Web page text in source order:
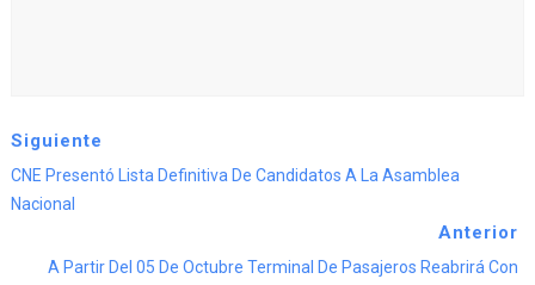
Siguiente
CNE Presentó Lista Definitiva De Candidatos A La Asamblea
Nacional
Anterior
A Partir Del 05 De Octubre Terminal De Pasajeros Reabrirá Con